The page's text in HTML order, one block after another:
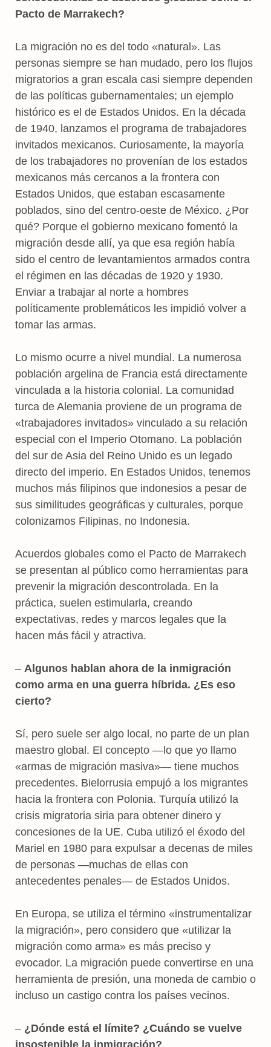
Pacto de Marrakech?
La migración no es del todo «natural». Las
personas siempre se han mudado, pero los flujos
migratorios a gran escala casi siempre dependen
de las políticas gubernamentales; un ejemplo
histórico es el de Estados Unidos. En la década
de 1940, lanzamos el programa de trabajadores
invitados mexicanos. Curiosamente, la mayoría
de los trabajadores no provenían de los estados
mexicanos más cercanos a la frontera con
Estados Unidos, que estaban escasamente
poblados, sino del centro-oeste de México. ¿Por
qué? Porque el gobierno mexicano fomentó la
migración desde allí, ya que esa región había
sido el centro de levantamientos armados contra
el régimen en las décadas de 1920 y 1930.
Enviar a trabajar al norte a hombres
políticamente problemáticos les impidió volver a
tomar las armas.
Lo mismo ocurre a nivel mundial. La numerosa
población argelina de Francia está directamente
vinculada a la historia colonial. La comunidad
turca de Alemania proviene de un programa de
«trabajadores invitados» vinculado a su relación
especial con el Imperio Otomano. La población
del sur de Asia del Reino Unido es un legado
directo del imperio. En Estados Unidos, tenemos
muchos más filipinos que indonesios a pesar de
sus similitudes geográficas y culturales, porque
colonizamos Filipinas, no Indonesia.
Acuerdos globales como el Pacto de Marrakech
se presentan al público como herramientas para
prevenir la migración descontrolada. En la
práctica, suelen estimularla, creando
expectativas, redes y marcos legales que la
hacen más fácil y atractiva.
– Algunos hablan ahora de la inmigración
como arma en una guerra híbrida. ¿Es eso
cierto?
Sí, pero suele ser algo local, no parte de un plan
maestro global. El concepto —lo que yo llamo
«armas de migración masiva»— tiene muchos
precedentes. Bielorrusia empujó a los migrantes
hacia la frontera con Polonia. Turquía utilizó la
crisis migratoria siria para obtener dinero y
concesiones de la UE. Cuba utilizó el éxodo del
Mariel en 1980 para expulsar a decenas de miles
de personas —muchas de ellas con
antecedentes penales— de Estados Unidos.
En Europa, se utiliza el término «instrumentalizar
la migración», pero considero que «utilizar la
migración como arma» es más preciso y
evocador. La migración puede convertirse en una
herramienta de presión, una moneda de cambio o
incluso un castigo contra los países vecinos.
– ¿Dónde está el límite? ¿Cuándo se vuelve
insostenible la inmigración?